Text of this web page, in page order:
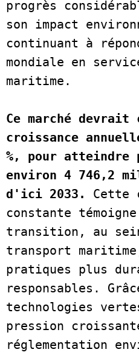
progrès
son impact
continuant à
mondiale en
maritime.
Ce marché devrait
croissance
%, pour atteindre
environ 4 746,2
d'ici 2033. Cette
constante
transition, au
transport
pratiques plus
responsables.
technologies
pression
réglementation